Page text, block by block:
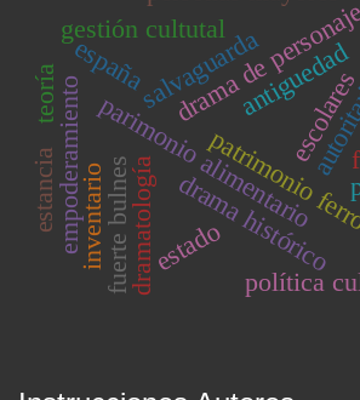
escolares
parimonio alimentario
patrimonio
dramatología
drama de
drama histórico
fuerte bulnes
salvaguardaantiguedad
inventario estado
política
gestión cultutal
españa
empoderamiento
teoría
estancia